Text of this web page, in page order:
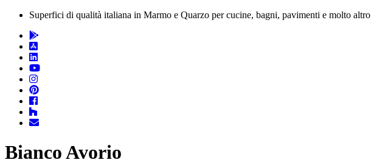
Superfici di qualità italiana in Marmo e Quarzo per cucine, bagni, pavimenti e molto altro
Bianco Avorio